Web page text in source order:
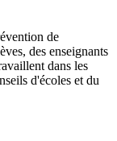
de
des enseignants
dans les
d'écoles et du